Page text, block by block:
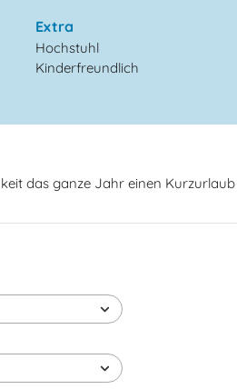
Extra
Hochstuhl
Kinderfreundlich
das ganze Jahr einen